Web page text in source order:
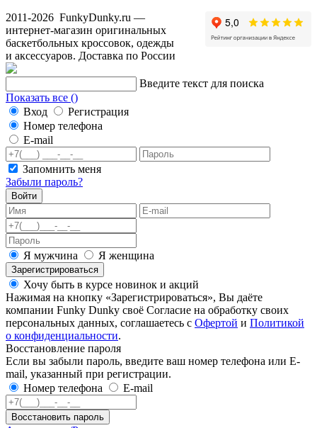
2011-2026 FunkyDunky.ru —
интернет-магазин оригинальных
баскетбольных кроссовок, одежды
и аксессуаров. Доставка по России
Введите текст для поиска
Показать все ()
Вход
Регистрация
Номер телефона
E-mail
Запомнить меня
Забыли пароль?
Войти
Я мужчина Я женщина
Зарегистрироваться
Хочу быть в курсе новинок и акций
Нажимая на кнопку «Зарегистрироваться», Вы даёте
компании Funky Dunky своё Согласие на обработку своих
персональных данных, соглашаетесь с Офертой и Политикой
о конфиденциальности.
Восстановление пароля
Если вы забыли пароль, введите ваш номер телефона или E-
mail, указанный при регистрации.
Номер телефона
E-mail
Восстановить пароль